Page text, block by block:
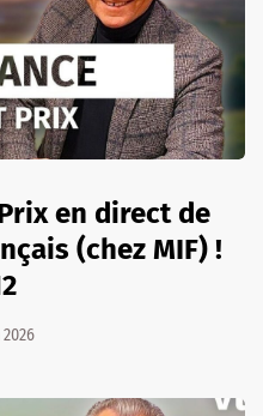
en direct de
(chez MIF) !